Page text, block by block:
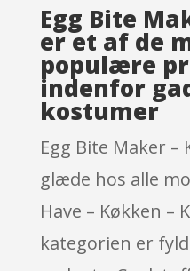
Egg Bite
er et af de
populære
indenfor
kostumer
Egg Bite Maker –
glæde hos alle
Have – Køkken –
kategorien er